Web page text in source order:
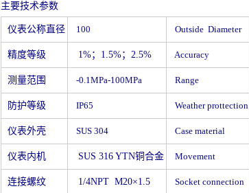
主要技术参数
仪表公称直径 100 Outside Diameter
精度等级 1%；1.5%；2.5% Accuracy
测量范围 -0.1MPa-100MPa Range
防护等级 IP65 Weather prottection
仪表外壳 SUS 304 Case material
仪表内机 SUS 316 YTN铜合金 Movement
连接螺纹 1/4NPT M20×1.5 Socket connection